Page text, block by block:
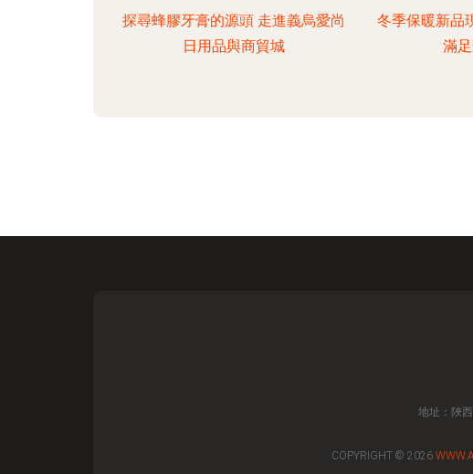
探尋蜂膠牙膏的源頭 走進義烏愛尚
日用品與商貿城
冬季保暖新品
滿
地址：陜
COPYRIGHT © 2026